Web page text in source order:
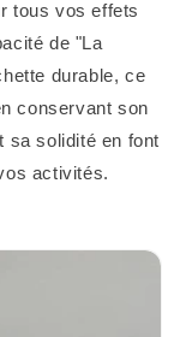
tous vos effets
de "La
durable, ce
conservant son
sa solidité en font
activités.